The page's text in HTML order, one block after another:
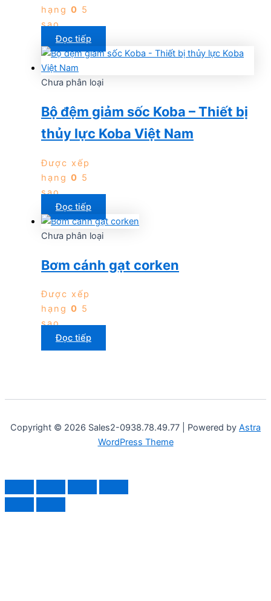
hạng 0 5
sao
Đọc tiếp
Chưa phân loại
Bộ đệm giảm sốc Koba – Thiết bị
thủy lực Koba Việt Nam
Được xếp
hạng 0 5
sao
Đọc tiếp
Chưa phân loại
Bơm cánh gạt corken
Được xếp
hạng 0 5
sao
Đọc tiếp
Copyright © 2026 Sales2-0938.78.49.77 | Powered by Astra
WordPress Theme